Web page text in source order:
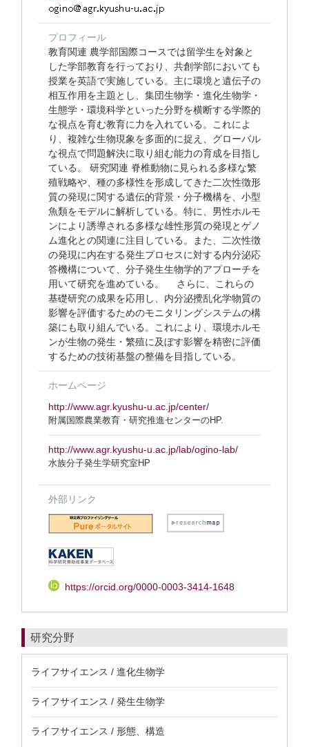
プロフィール
教育関連 農学部国際コースでは留学生を対象と
した学部教育を行っており、共創学部においても
授業を英語で実施している。主に環境と遺伝子の
相互作用を主題とし、集団生物学・進化生物学・
生態学・環境科学といった分野を横断する学際的
な視点を育む教育に力を入れている。これによ
り、複雑な生物現象を多面的に捉え、グローバル
な視点で問題解決に取り組む能力の育成を目指し
ている。 研究関連 脊椎動物に見られる多様な繁
殖戦略や、種の多様性を形成してきた二次性徴形
質の発現に関する遺伝的背景・分子機構を、小型
魚類をモデルに解析している。特に、男性ホルモ
ンにより誘導される多様な雄性形質の発現とゲノ
ム進化との関連に注目している。また、二次性徴
の発現に内在する発生プロセスに対する内分泌応
答機構について、分子発生生物学的アプローチを
用いて研究を進めている。 さらに、これらの
基礎研究の成果を応用し、内分泌攪乱化学物質の
影響を評価するためのモニタリングシステムの構
築にも取り組んでいる。これにより、環境ホルモ
ンが生物の発生・繁殖に及ぼす影響を精密に評価
するための技術基盤の整備を目指している。
ホームページ
http://www.agr.kyushu-u.ac.jp/center/
附属国際農業教育・研究推進センターのHP.
http://www.agr.kyushu-u.ac.jp/lab/ogino-lab/
水族分子発生学研究室HP
外部リンク
https://orcid.org/0000-0003-3414-1648
研究分野
ライフサイエンス / 進化生物学
ライフサイエンス / 発生生物学
ライフサイエンス / 形態、構造